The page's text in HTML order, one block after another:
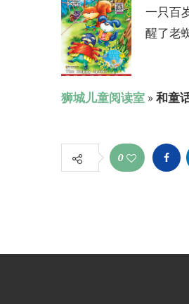
一只百
醒了老
狮城儿童阅读室 »和童
0